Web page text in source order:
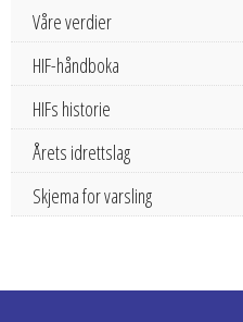
Våre verdier
HIF-håndboka
HIFs historie
Årets idrettslag
Skjema for varsling